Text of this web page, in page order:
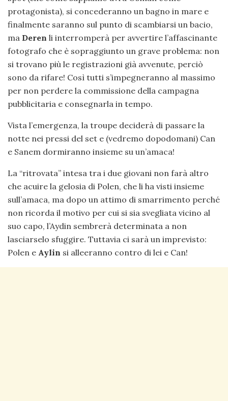
protagonista), si concederanno un bagno in mare e
finalmente saranno sul punto di scambiarsi un bacio,
ma Deren li interromperà per avvertire l’affascinante
fotografo che è sopraggiunto un grave problema: non
si trovano più le registrazioni già avvenute, perciò
sono da rifare! Così tutti s’impegneranno al massimo
per non perdere la commissione della campagna
pubblicitaria e consegnarla in tempo.
Vista l’emergenza, la troupe deciderà di passare la
notte nei pressi del set e (vedremo dopodomani) Can
e Sanem dormiranno insieme su un’amaca!
La “ritrovata” intesa tra i due giovani non farà altro
che acuire la gelosia di Polen, che li ha visti insieme
sull’amaca, ma dopo un attimo di smarrimento perché
non ricorda il motivo per cui si sia svegliata vicino al
suo capo, l’Aydin sembrerà determinata a non
lasciarselo sfuggire. Tuttavia ci sarà un imprevisto:
Polen e Aylin si alleeranno contro di lei e Can!